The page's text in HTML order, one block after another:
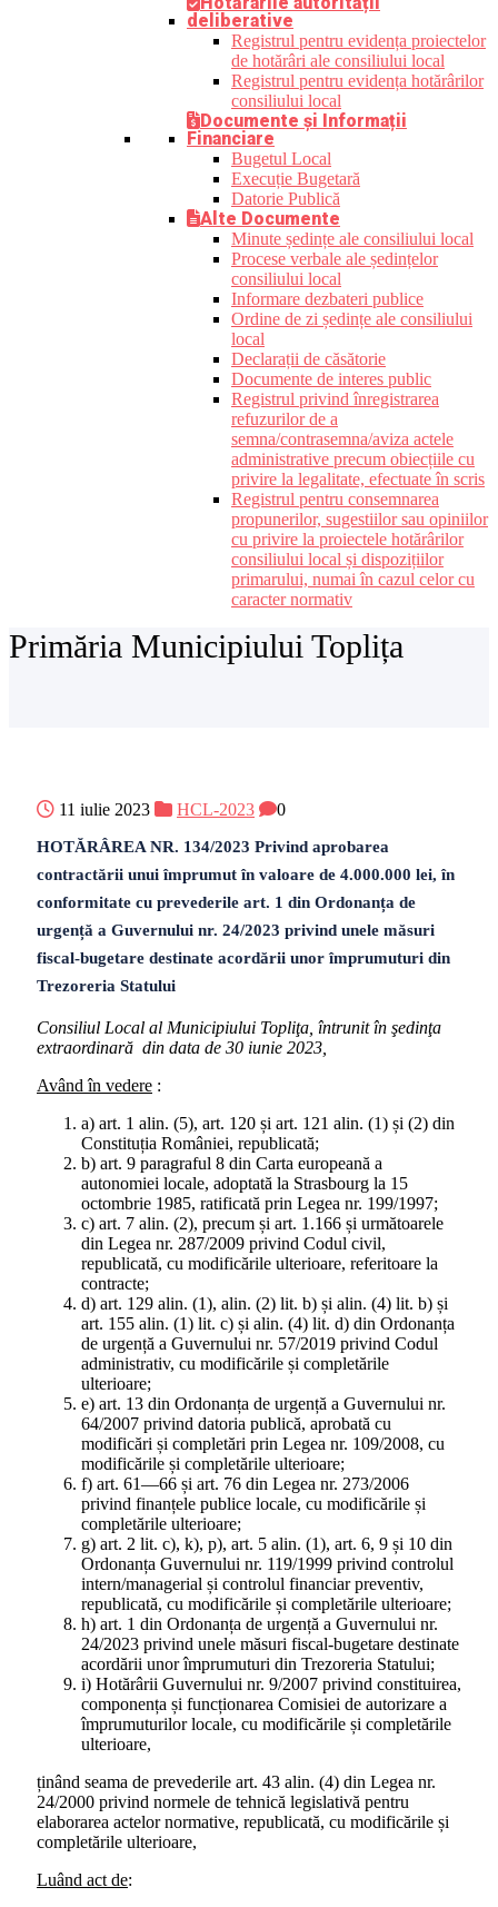
deliberative
Registrul pentru evidența proiectelor
de hotărâri ale consiliului local
Registrul pentru evidența hotărârilor
consiliului local
Documente și Informații
Financiare
Bugetul Local
Execuție Bugetară
Datorie Publică
Alte Documente
Minute ședințe ale consiliului local
Procese verbale ale ședințelor
consiliului local
Informare dezbateri publice
Ordine de zi ședințe ale consiliului
local
Declarații de căsătorie
Documente de interes public
Registrul privind înregistrarea
refuzurilor de a
semna/contrasemna/aviza actele
administrative precum obiecțiile cu
privire la legalitate, efectuate în scris
Registrul pentru consemnarea
propunerilor, sugestiilor sau opiniilor
cu privire la proiectele hotărârilor
consiliului local și dispozițiilor
primarului, numai în cazul celor cu
caracter normativ
Primăria Municipiului Toplița
11 iulie 2023 HCL-2023 0
HOTĂRÂREA NR. 134/2023 Privind aprobarea
contractării unui împrumut în valoare de 4.000.000 lei, în
conformitate cu prevederile art. 1 din Ordonanța de
urgență a Guvernului nr. 24/2023 privind unele măsuri
fiscal-bugetare destinate acordării unor împrumuturi din
Trezoreria Statului
Consiliul Local al Municipiului Topliţa, întrunit în şedinţa
extraordinară din data de 30 iunie 2023,
Având în vedere :
a) art. 1 alin. (5), art. 120 și art. 121 alin. (1) și (2) din
Constituția României, republicată;
b) art. 9 paragraful 8 din Carta europeană a
autonomiei locale, adoptată la Strasbourg la 15
octombrie 1985, ratificată prin Legea nr. 199/1997;
c) art. 7 alin. (2), precum și art. 1.166 și următoarele
din Legea nr. 287/2009 privind Codul civil,
republicată, cu modificările ulterioare, referitoare la
contracte;
d) art. 129 alin. (1), alin. (2) lit. b) și alin. (4) lit. b) și
art. 155 alin. (1) lit. c) și alin. (4) lit. d) din Ordonanța
de urgență a Guvernului nr. 57/2019 privind Codul
administrativ, cu modificările și completările
ulterioare;
e) art. 13 din Ordonanța de urgență a Guvernului nr.
64/2007 privind datoria publică, aprobată cu
modificări și completări prin Legea nr. 109/2008, cu
modificările și completările ulterioare;
f) art. 61—66 și art. 76 din Legea nr. 273/2006
privind finanțele publice locale, cu modificările și
completările ulterioare;
g) art. 2 lit. c), k), p), art. 5 alin. (1), art. 6, 9 și 10 din
Ordonanța Guvernului nr. 119/1999 privind controlul
intern/managerial și controlul financiar preventiv,
republicată, cu modificările și completările ulterioare;
h) art. 1 din Ordonanța de urgență a Guvernului nr.
24/2023 privind unele măsuri fiscal-bugetare destinate
acordării unor împrumuturi din Trezoreria Statului;
i) Hotărârii Guvernului nr. 9/2007 privind constituirea,
componența și funcționarea Comisiei de autorizare a
împrumuturilor locale, cu modificările și completările
ulterioare,
ținând seama de prevederile art. 43 alin. (4) din Legea nr.
24/2000 privind normele de tehnică legislativă pentru
elaborarea actelor normative, republicată, cu modificările și
completările ulterioare,
Luând act de: